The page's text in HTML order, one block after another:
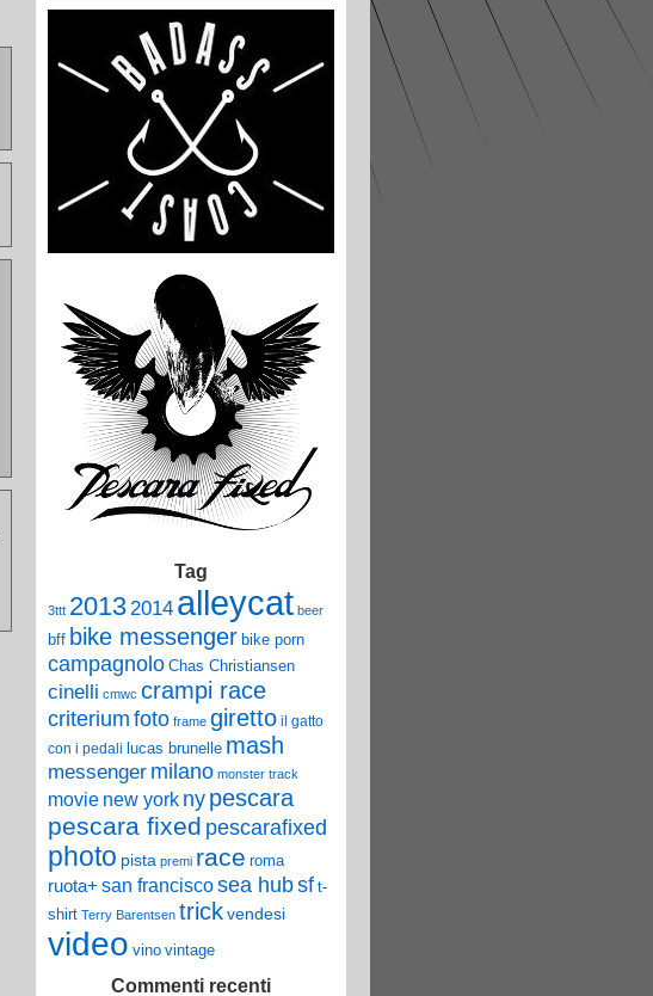
Tag
3ttt 20132014 alleycat beer
bff bike messenger bike porn
campagnolo Chas Christiansen
cinelli cmwc crampi race
criterium foto frame giretto il gatto
con i pedali lucas brunelle mash
messenger milano monster track
movie new york nypescara
pescara fixed pescarafixed
photo pista premi race roma
ruota+ san franciscosea hubsf t-
shirt Terry Barentsen trickvendesi
video vino vintage
Commenti recenti